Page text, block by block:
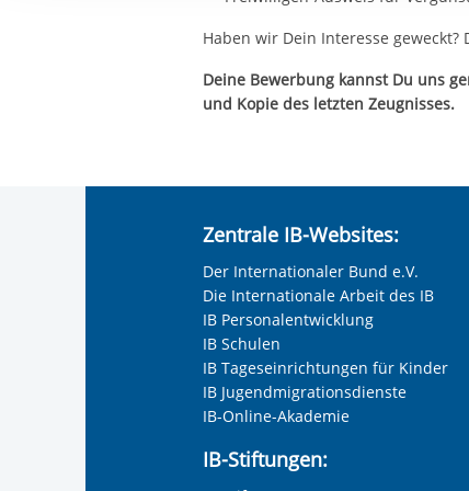
Ihre etwaige
der von Ihnen
Haben wir Dein Interesse
Deine Bewerbung kannst Du uns
und Kopie des letzten Zeugnisses.
Zentrale IB-Websites:
Der Internationaler Bund e.V.
Die Internationale Arbeit des IB
IB Personalentwicklung
IB Schulen
IB Tageseinrichtungen für Kinder
IB Jugendmigrationsdienste
IB-Online-Akademie
IB-Stiftungen: